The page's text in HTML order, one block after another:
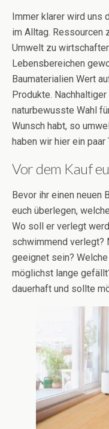
Immer klarer wird uns
im Alltag. Ressourcen
Umwelt zu
Lebensbereichen
Baumaterialien Wert
Produkte.
naturbewusste Wahl
Wunsch habt, so
haben wir hier ein
Vor dem Kauf
Bevor ihr einen neuen
euch überlegen,
Wo soll er verlegt
schwimmend verlegt?
geeignet sein?
möglichst lange
dauerhaft und sollte